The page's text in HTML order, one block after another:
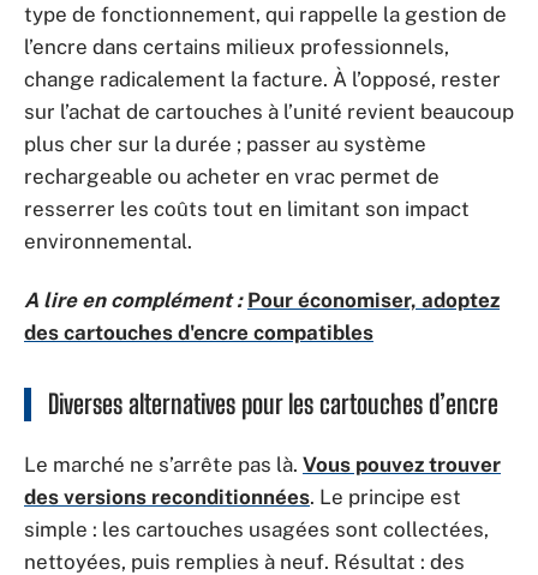
type de fonctionnement, qui rappelle la gestion de
l’encre dans certains milieux professionnels,
change radicalement la facture. À l’opposé, rester
sur l’achat de cartouches à l’unité revient beaucoup
plus cher sur la durée ; passer au système
rechargeable ou acheter en vrac permet de
resserrer les coûts tout en limitant son impact
environnemental.
A lire en complément : Pour économiser, adoptez
des cartouches d'encre compatibles
Diverses alternatives pour les cartouches d’encre
Le marché ne s’arrête pas là. Vous pouvez trouver
des versions reconditionnées. Le principe est
simple : les cartouches usagées sont collectées,
nettoyées, puis remplies à neuf. Résultat : des